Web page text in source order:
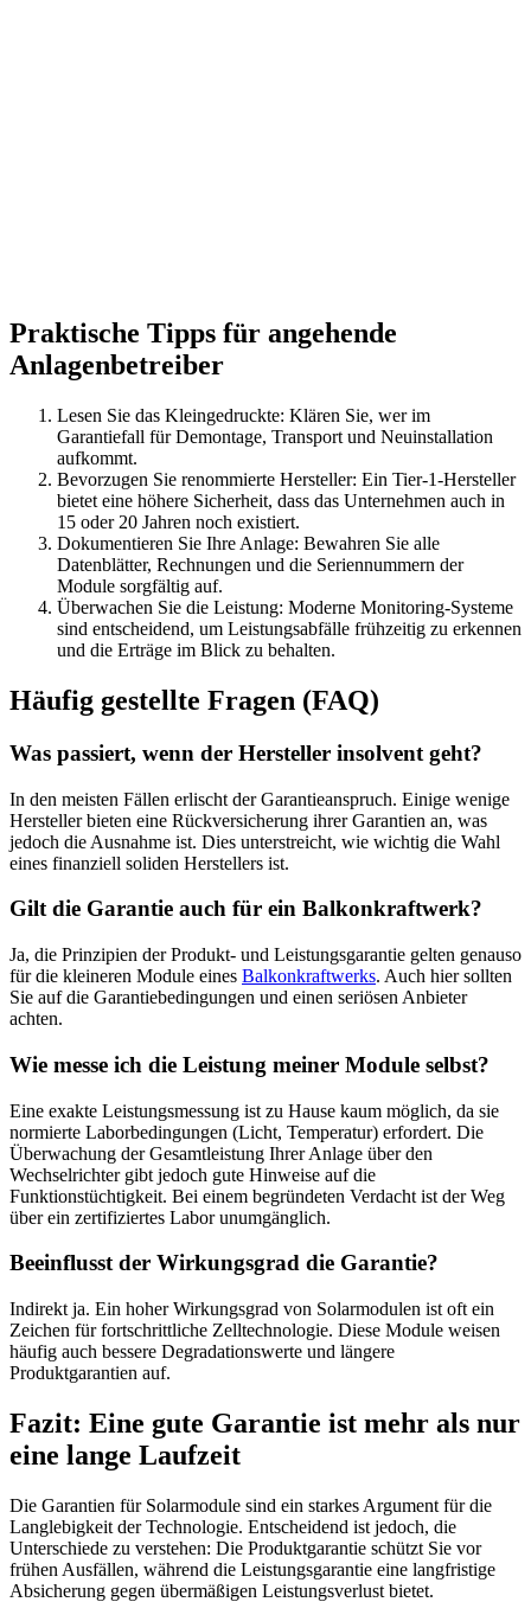
Praktische Tipps für angehende
Anlagenbetreiber
Lesen Sie das Kleingedruckte: Klären Sie, wer im
Garantiefall für Demontage, Transport und Neuinstallation
aufkommt.
Bevorzugen Sie renommierte Hersteller: Ein Tier-1-Hersteller
bietet eine höhere Sicherheit, dass das Unternehmen auch in
15 oder 20 Jahren noch existiert.
Dokumentieren Sie Ihre Anlage: Bewahren Sie alle
Datenblätter, Rechnungen und die Seriennummern der
Module sorgfältig auf.
Überwachen Sie die Leistung: Moderne Monitoring-Systeme
sind entscheidend, um Leistungsabfälle frühzeitig zu erkennen
und die Erträge im Blick zu behalten.
Häufig gestellte Fragen (FAQ)
Was passiert, wenn der Hersteller insolvent geht?
In den meisten Fällen erlischt der Garantieanspruch. Einige wenige
Hersteller bieten eine Rückversicherung ihrer Garantien an, was
jedoch die Ausnahme ist. Dies unterstreicht, wie wichtig die Wahl
eines finanziell soliden Herstellers ist.
Gilt die Garantie auch für ein Balkonkraftwerk?
Ja, die Prinzipien der Produkt- und Leistungsgarantie gelten genauso
für die kleineren Module eines Balkonkraftwerks. Auch hier sollten
Sie auf die Garantiebedingungen und einen seriösen Anbieter
achten.
Wie messe ich die Leistung meiner Module selbst?
Eine exakte Leistungsmessung ist zu Hause kaum möglich, da sie
normierte Laborbedingungen (Licht, Temperatur) erfordert. Die
Überwachung der Gesamtleistung Ihrer Anlage über den
Wechselrichter gibt jedoch gute Hinweise auf die
Funktionstüchtigkeit. Bei einem begründeten Verdacht ist der Weg
über ein zertifiziertes Labor unumgänglich.
Beeinflusst der Wirkungsgrad die Garantie?
Indirekt ja. Ein hoher Wirkungsgrad von Solarmodulen ist oft ein
Zeichen für fortschrittliche Zelltechnologie. Diese Module weisen
häufig auch bessere Degradationswerte und längere
Produktgarantien auf.
Fazit: Eine gute Garantie ist mehr als nur
eine lange Laufzeit
Die Garantien für Solarmodule sind ein starkes Argument für die
Langlebigkeit der Technologie. Entscheidend ist jedoch, die
Unterschiede zu verstehen: Die Produktgarantie schützt Sie vor
frühen Ausfällen, während die Leistungsgarantie eine langfristige
Absicherung gegen übermäßigen Leistungsverlust bietet.